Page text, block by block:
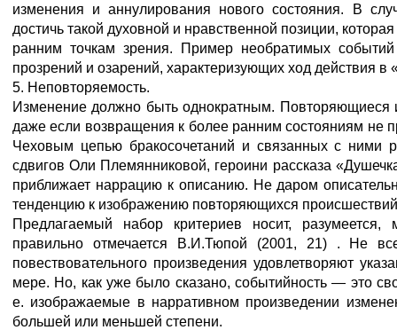
изменения и аннулирования нового состояния. В
достичь такой духовной и нравственной позиции,
ранним точкам зрения. Пример необратимых
прозрений и озарений, характеризующих ход действия в
5. Неповторяемость.
Изменение должно быть однократным. Повторяющиеся
даже если возвращения к более ранним состояниям не
Чеховым цепью бракосочетаний и связанных с ними
сдвигов Оли Племянниковой, героини рассказа
приближает наррацию к описанию. Не даром
тенденцию к изображению повторяющихся
Предлагаемый набор критериев носит, разумеется,
правильно отмечается В.И.Тюпой (2001, 21) . Не
повествовательного произведения удовлетворяют
мере. Но, как уже было сказано, событийность — это
е. изображаемые в нарративном произведении
большей или меньшей степени.